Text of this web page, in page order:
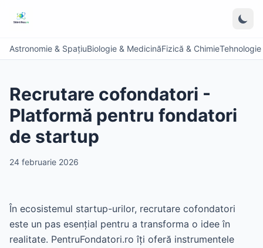
Astronomie & SpațiuBiologie & MedicinăFizică & Chimie
Recrutare cofondatori -
Platformă pentru fondatori
de startup
24 februarie 2026
În ecosistemul startup-urilor, recrutare cofondatori
este un pas esențial pentru a transforma o idee în
realitate. PentruFondatori.ro îți oferă instrumentele